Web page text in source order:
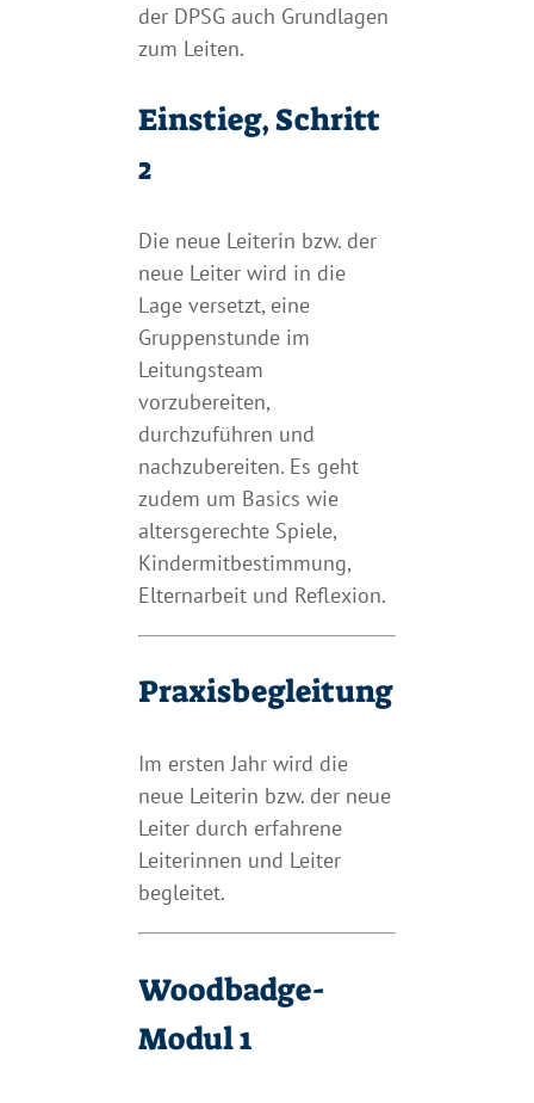
der DPSG auch Grundlagen
zum Leiten.
Einstieg, Schritt
2
Die neue Leiterin bzw. der
neue Leiter wird in die
Lage versetzt, eine
Gruppenstunde im
Leitungsteam
vorzubereiten,
durchzuführen und
nachzubereiten. Es geht
zudem um Basics wie
altersgerechte Spiele,
Kindermitbestimmung,
Elternarbeit und Reflexion.
Praxisbegleitung
Im ersten Jahr wird die
neue Leiterin bzw. der neue
Leiter durch erfahrene
Leiterinnen und Leiter
begleitet.
Woodbadge-
Modul 1